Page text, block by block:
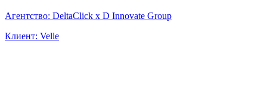
Агентство: DeltaClick x D Innovate Group
Клиент: Velle